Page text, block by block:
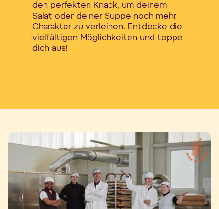
den perfekten Knack, um deinem
Salat oder deiner Suppe noch mehr
Charakter zu verleihen. Entdecke die
vielfältigen Möglichkeiten und toppe
dich aus!